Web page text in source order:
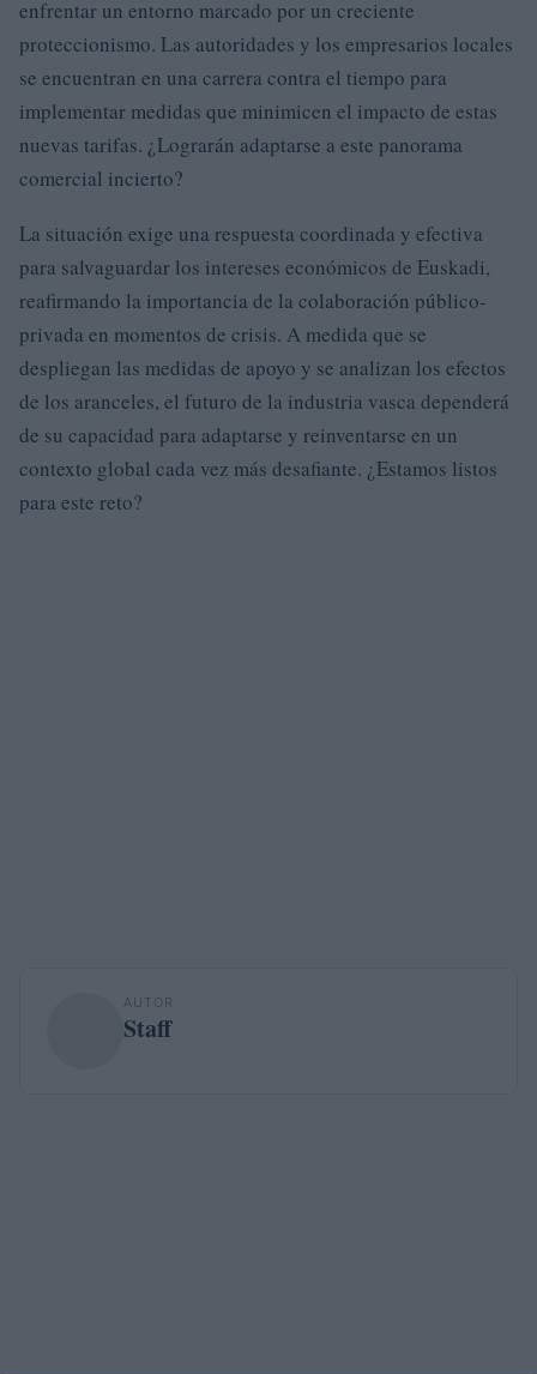
enfrentar un entorno marcado por un creciente
proteccionismo. Las autoridades y los empresarios locales
se encuentran en una carrera contra el tiempo para
implementar medidas que minimicen el impacto de estas
nuevas tarifas. ¿Lograrán adaptarse a este panorama
comercial incierto?
La situación exige una respuesta coordinada y efectiva
para salvaguardar los intereses económicos de Euskadi,
reafirmando la importancia de la colaboración público-
privada en momentos de crisis. A medida que se
despliegan las medidas de apoyo y se analizan los efectos
de los aranceles, el futuro de la industria vasca dependerá
de su capacidad para adaptarse y reinventarse en un
contexto global cada vez más desafiante. ¿Estamos listos
para este reto?
AUTOR
Staff